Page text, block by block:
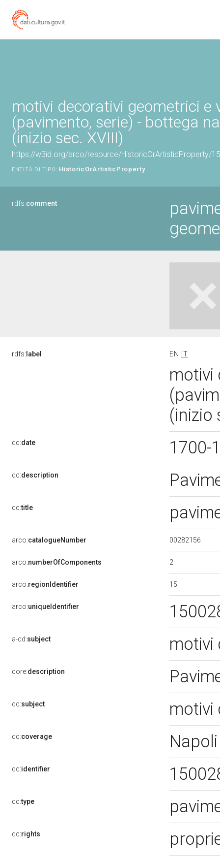
motivi decorativi geometrici e
(pavimento, serie) - bottega
(inizio sec. XVIII)
https://w3id.org/arco/resource/HistoricOrArtisticProperty/
ENTITÀ DI TIPO: HistoricOrArtisticProperty
rdfs:comment
rdfs: label EN IT
motivi
(inizio
dc:date 1700-
dc:description
dc:title
arco:catalogueNumber 00282156
arco:numberOfComponents 2
arco:regionIdentifier 15
arco:uniqueIdentifier
a-cd:subject motivi
core:description
dc:subject motivi
dc:coverage
dc:identifier
dc:type
dc:rights